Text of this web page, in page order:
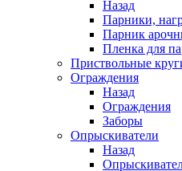
Назад
Парники,
Парник
Пленка для
Приствольные
Ограждения
Назад
Ограждения
Заборы
Опрыскиватели
Назад